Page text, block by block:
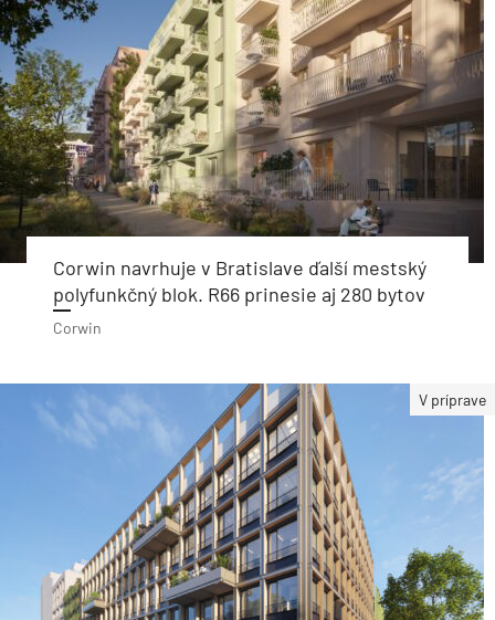
Corwin navrhuje v Bratislave ďalší mestský
polyfunkčný blok. R66 prinesie aj 280 bytov
Corwin
V príprave